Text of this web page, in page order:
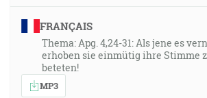
FRANÇAIS
Thema: Apg. 4,24-31: Als jene es
erhoben sie einmütig ihre Stimme
beteten!
MP3